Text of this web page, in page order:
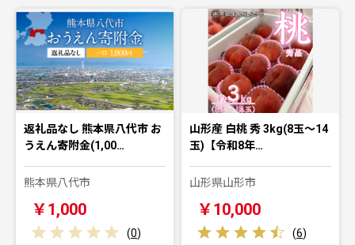
返礼品なし 熊本県八代市 お
うえん寄附金(1,00…
熊本県八代市
￥1,000
(0)
山形産 白桃 秀 3kg(8玉～14
玉)【令和8年…
山形県山形市
￥10,000
(6)